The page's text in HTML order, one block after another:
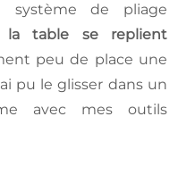
système de pliage
la table se replient
peu de place une
pu le glisser dans un
avec mes outils